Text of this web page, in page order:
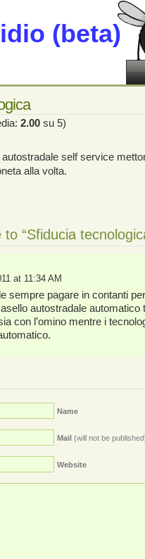
(beta)
2.00 su 5)
self service
alla volta.
“Sfiducia
at 11:34 AM
sempre pagare in contanti
autostradale
con l’omino mentre i
Name
Mail (will not be
Website